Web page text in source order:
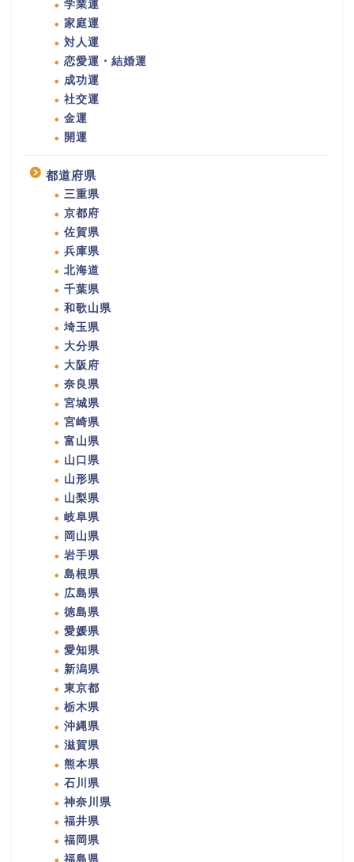
学業運
家庭運
対人運
恋愛運・結婚運
成功運
社交運
金運
開運
都道府県
三重県
京都府
佐賀県
兵庫県
北海道
千葉県
和歌山県
埼玉県
大分県
大阪府
奈良県
宮城県
宮崎県
富山県
山口県
山形県
山梨県
岐阜県
岡山県
岩手県
島根県
広島県
徳島県
愛媛県
愛知県
新潟県
東京都
栃木県
沖縄県
滋賀県
熊本県
石川県
神奈川県
福井県
福岡県
福島県